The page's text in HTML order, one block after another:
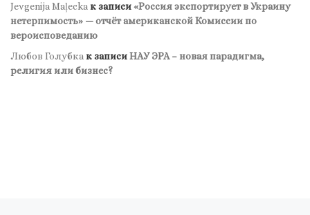
Jevgenija Maļecka к записи«Россия экспортирует в Украину
нетерпимость» — отчёт американской Комиссии по
вероисповеданию
Любов Голубка к записиНАУ ЭРА – новая парадигма,
религия или бизнес?